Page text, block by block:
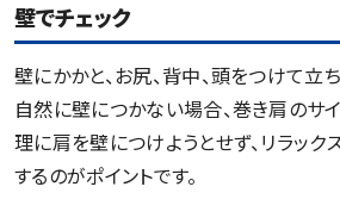
壁でチェック
壁にかかと、お尻、背中、頭をつけて立
自然に壁につかない場合、巻き肩のサ
理に肩を壁につけようとせず、リラック
するのがポイントです。